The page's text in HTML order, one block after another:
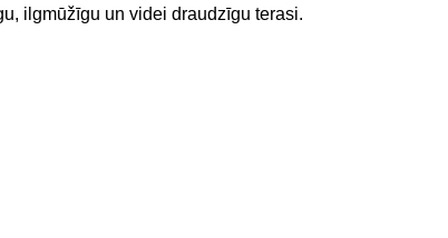
ilgmūžīgu un videi draudzīgu terasi.